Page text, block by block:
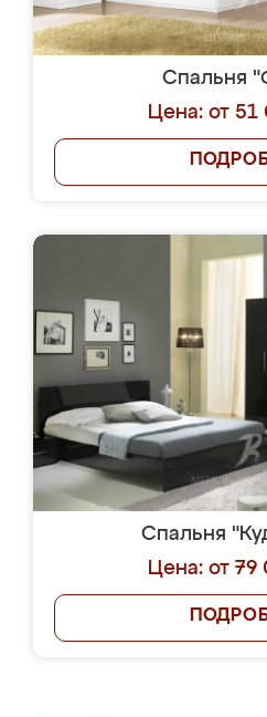
Спальня
Цена: от 51
Спальня
Цена: от 79